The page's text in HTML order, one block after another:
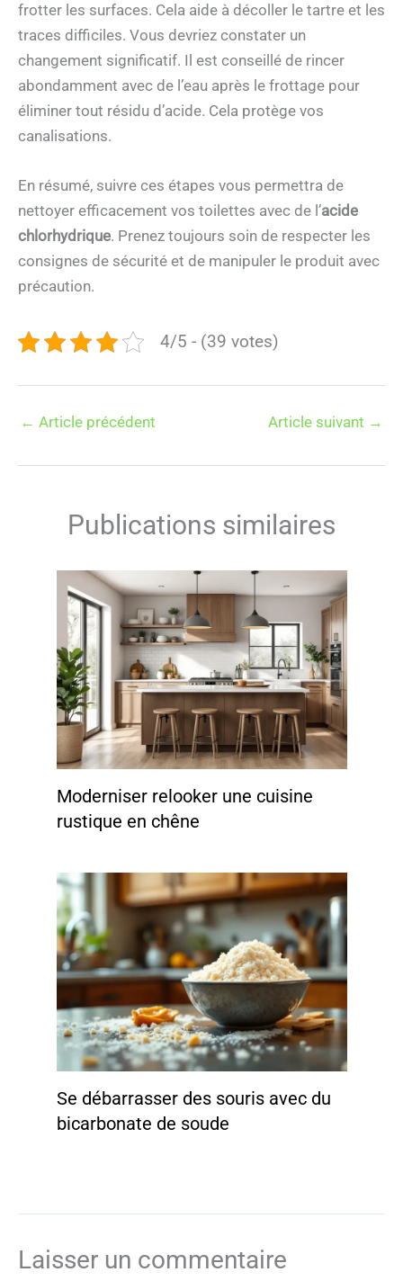
frotter les surfaces. Cela aide à décoller le tartre et les
traces difficiles. Vous devriez constater un
changement significatif. Il est conseillé de rincer
abondamment avec de l’eau après le frottage pour
éliminer tout résidu d’acide. Cela protège vos
canalisations.
En résumé, suivre ces étapes vous permettra de
nettoyer efficacement vos toilettes avec de l’acide
chlorhydrique. Prenez toujours soin de respecter les
consignes de sécurité et de manipuler le produit avec
précaution.
4/5 - (39 votes)
← Article précédent Article suivant →
Publications similaires
Moderniser relooker une cuisine
rustique en chêne
Se débarrasser des souris avec du
bicarbonate de soude
Laisser un commentaire